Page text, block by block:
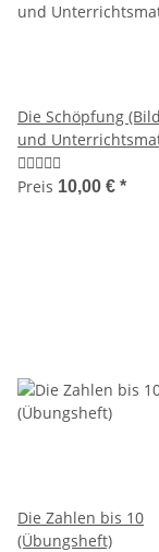
Die Schöpfung
und
Preis 10,00 € *
Die Zahlen bis 10
(Übungsheft)